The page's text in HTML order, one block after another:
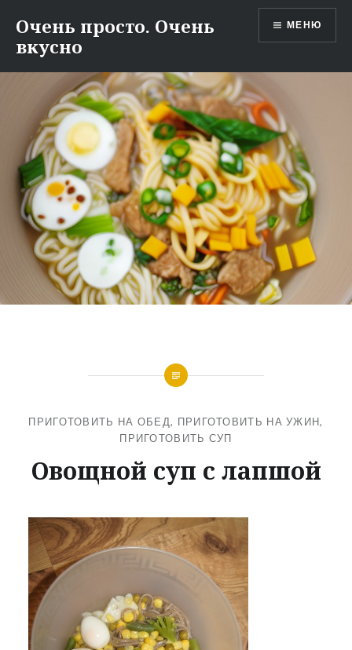
содержимому
Очень просто. Очень
вкусно
МЕНЮ
ПРИГОТОВИТЬ НА ОБЕД, ПРИГОТОВИТЬ НА УЖИН,
ПРИГОТОВИТЬ СУП
Овощной суп с лапшой